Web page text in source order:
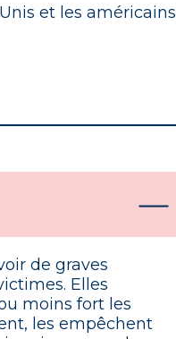
et les américains
de graves
Elles
moins fort les
les empêchent